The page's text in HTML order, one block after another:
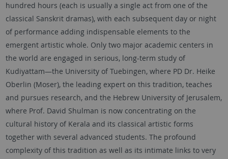
hundred hours (each is usually a single act from one of the
classical Sanskrit dramas), with each subsequent day or night
of performance adding indispensable elements to the
emergent artistic whole. Only two major academic centers in
the world are engaged in serious, long-term study of
Kudiyattam—the University of Tuebingen, where PD Dr. Heike
Oberlin (Moser), the leading expert on this tradition, teaches
and pursues research, and the Hebrew University of Jerusalem,
where Prof. David Shulman is now concentrating on the
cultural history of Kerala and its classical artistic forms
together with several advanced students. The profound
complexity of this tradition as well as its intimate links to very